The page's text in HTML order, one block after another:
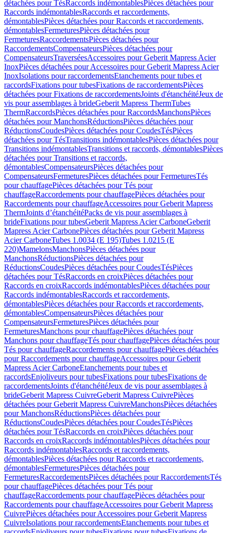
détachées pour TésRaccords indémontablesPièces détachées pour
Raccords indémontablesRaccords et raccordements,
démontablesPièces détachées pour Raccords et raccordements,
démontablesFermeturesPièces détachées pour
FermeturesRaccordementsPièces détachées pour
RaccordementsCompensateursPièces détachées pour
CompensateursTraverséesAccessoires pour Geberit Mapress Acier
InoxPièces détachées pour Accessoires pour Geberit Mapress Acier
InoxIsolations pour raccordementsEtanchements pour tubes et
raccordsFixations pour tubesFixations de raccordementsPièces
détachées pour Fixations de raccordementsJoints d'étanchéitéJeux de
vis pour assemblages à brideGeberit Mapress ThermTubes
ThermRaccordsPièces détachées pour RaccordsManchonsPièces
détachées pour ManchonsRéductionsPièces détachées pour
RéductionsCoudesPièces détachées pour CoudesTésPièces
détachées pour TésTransitions indémontablesPièces détachées pour
Transitions indémontablesTransitions et raccords, démontablesPièces
détachées pour Transitions et raccords,
démontablesCompensateursPièces détachées pour
CompensateursFermeturesPièces détachées pour FermeturesTés
pour chauffagePièces détachées pour Tés pour
chauffageRaccordements pour chauffagePièces détachées pour
Raccordements pour chauffageAccessoires pour Geberit Mapress
ThermJoints d’étanchéitéPacks de vis pour assemblages à
brideFixations pour tubesGeberit Mapress Acier CarboneGeberit
Mapress Acier CarbonePièces détachées pour Geberit Mapress
Acier CarboneTubes 1.0034 (E 195)Tubes 1.0215 (E
220)MamelonsManchonsPièces détachées pour
ManchonsRéductionsPièces détachées pour
RéductionsCoudesPièces détachées pour CoudesTésPièces
détachées pour TésRaccords en croixPièces détachées pour
Raccords en croixRaccords indémontablesPièces détachées pour
Raccords indémontablesRaccords et raccordements,
démontablesPièces détachées pour Raccords et raccordements,
démontablesCompensateursPièces détachées pour
CompensateursFermeturesPièces détachées pour
FermeturesManchons pour chauffagePièces détachées pour
Manchons pour chauffageTés pour chauffagePièces détachées pour
Tés pour chauffageRaccordements pour chauffagePièces détachées
pour Raccordements pour chauffageAccessoires pour Geberit
Mapress Acier CarboneEtanchements pour tubes et
raccordsEnjoliveurs pour tubesFixations pour tubesFixations de
raccordementsJoints d'étanchéitéJeux de vis pour assemblages à
brideGeberit Mapress CuivreGeberit Mapress CuivrePièces
détachées pour Geberit Mapress CuivreManchonsPièces détachées
pour ManchonsRéductionsPièces détachées pour
RéductionsCoudesPièces détachées pour CoudesTésPièces
détachées pour TésRaccords en croixPièces détachées pour
Raccords en croixRaccords indémontablesPièces détachées pour
Raccords indémontablesRaccords et raccordements,
démontablesPièces détachées pour Raccords et raccordements,
démontablesFermeturesPièces détachées pour
FermeturesRaccordementsPièces détachées pour RaccordementsTés
pour chauffagePièces détachées pour Tés pour
chauffageRaccordements pour chauffagePièces détachées pour
Raccordements pour chauffageAccessoires pour Geberit Mapress
CuivrePièces détachées pour Accessoires pour Geberit Mapress
CuivreIsolations pour raccordementsEtanchements pour tubes et